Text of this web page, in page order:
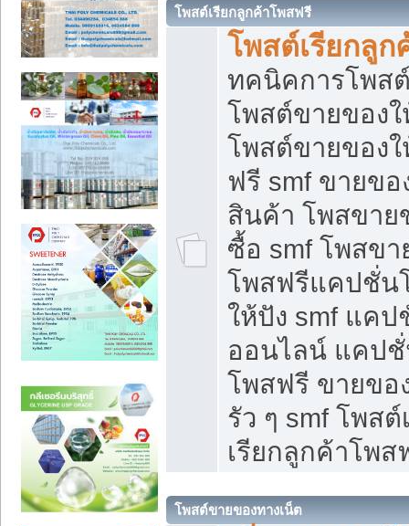
โพสต์เรียกลูกค้าโพสฟรี
โพสต์เรียกลูก
ทคนิคการโพส
โพสต์ขายของ
โพสต์ขายของ
ฟรี smf ขายข
สินค้า โพสขาย
ซื้อ smf โพสข
โพสฟรีแคปชั่น
ให้ปัง smf แค
ออนไลน์ แคป
โพสฟรี ขายขอ
รัว ๆ smf โพส
เรียกลูกค้าโพส
โพสต์ขายของทางเน็ต